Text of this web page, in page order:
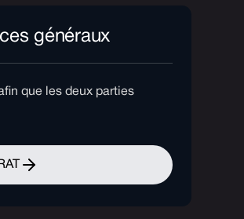
généraux
que les deux parties